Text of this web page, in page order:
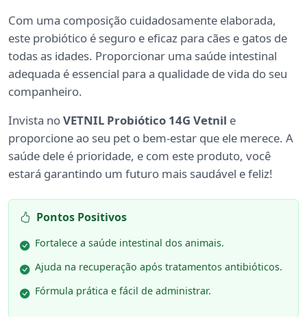
Com uma composição cuidadosamente elaborada,
este probiótico é seguro e eficaz para cães e gatos de
todas as idades. Proporcionar uma saúde intestinal
adequada é essencial para a qualidade de vida do seu
companheiro.
Invista noVETNIL Probiótico 14G Vetnil e
proporcione ao seu pet o bem-estar que ele merece. A
saúde dele é prioridade, e com este produto, você
estará garantindo um futuro mais saudável e feliz!
Pontos Positivos
Fortalece a saúde intestinal dos animais.
Ajuda na recuperação após tratamentos antibióticos.
Fórmula prática e fácil de administrar.